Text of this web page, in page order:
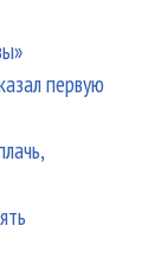
первую